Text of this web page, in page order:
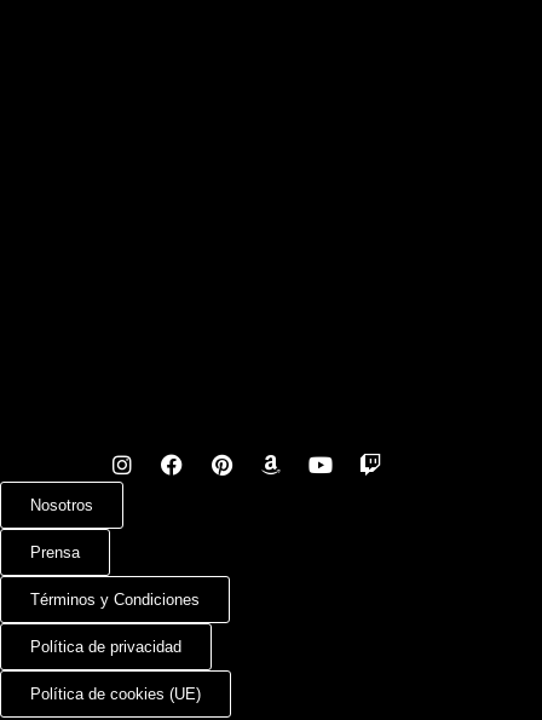
Nosotros
Prensa
Términos y Condiciones
Política de privacidad
Política de cookies (UE)